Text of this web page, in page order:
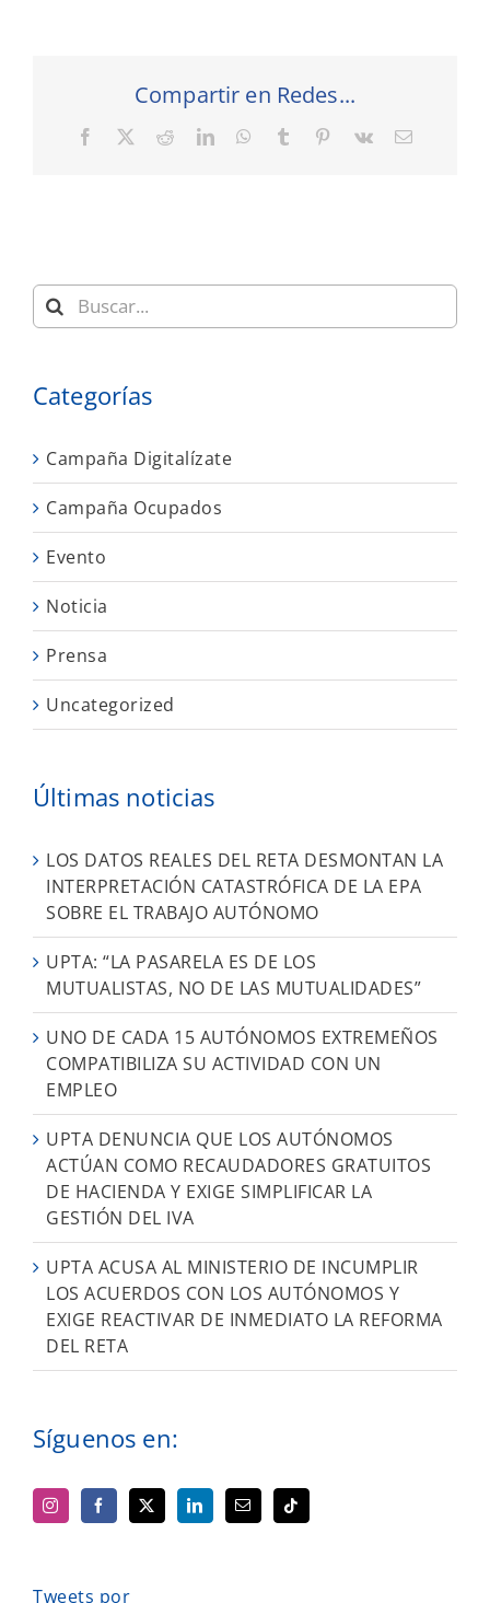
Compartir en Redes...
Facebook RedditLinkedInWhatsApp
Tumblr Pinterest
Vk
Correo
Buscar:
Categorías
Campaña Digitalízate
Campaña Ocupados
Evento
Noticia
Prensa
Uncategorized
Últimas noticias
LOS DATOS REALES DEL RETA DESMONTAN LA
INTERPRETACIÓN CATASTRÓFICA DE LA EPA
SOBRE EL TRABAJO AUTÓNOMO
UPTA: “LA PASARELA ES DE LOS
MUTUALISTAS, NO DE LAS MUTUALIDADES”
UNO DE CADA 15 AUTÓNOMOS EXTREMEÑOS
COMPATIBILIZA SU ACTIVIDAD CON UN
EMPLEO
UPTA DENUNCIA QUE LOS AUTÓNOMOS
ACTÚAN COMO RECAUDADORES GRATUITOS
DE HACIENDA Y EXIGE SIMPLIFICAR LA
GESTIÓN DEL IVA
UPTA ACUSA AL MINISTERIO DE INCUMPLIR
LOS ACUERDOS CON LOS AUTÓNOMOS Y
EXIGE REACTIVAR DE INMEDIATO LA REFORMA
DEL RETA
Síguenos en:
Tweets por